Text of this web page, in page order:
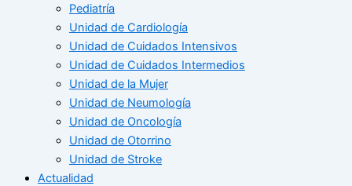
Pediatría
Unidad de Cardiología
Unidad de Cuidados Intensivos
Unidad de Cuidados Intermedios
Unidad de la Mujer
Unidad de Neumología
Unidad de Oncología
Unidad de Otorrino
Unidad de Stroke
Actualidad